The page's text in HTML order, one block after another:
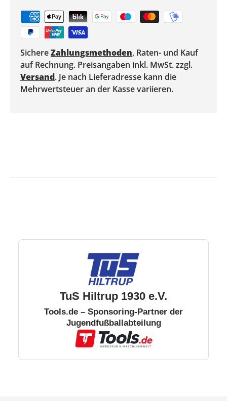
SichereZahlungsmethoden, Raten- und Kauf
auf Rechnung. Preisangaben inkl. MwSt. zzgl.
Versand. Je nach Lieferadresse kann die
Mehrwertsteuer an der Kasse variieren.
TuS Hiltrup 1930 e.V.
Tools.de – Sponsoring-Partner der
Jugendfußballabteilung